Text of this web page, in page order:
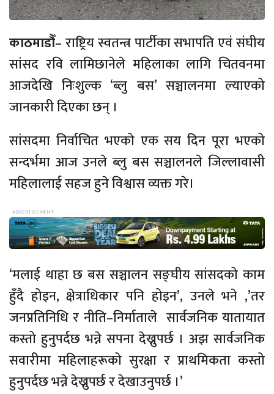
काठमाडौँ– राष्ट्रिय स्वतन्त्र पार्टीका सभापति एवं संघीय
सांसद रवि लामिछानेले महिलाका लागि चितवनमा
आजदेखि निःशुल्क ‘ब्लु बस’सञ्चालनमा ल्याएको
जानकारी दिएका छन् ।
सांसदमा निर्वाचित भएको एक सय दिन पूरा भएको
सन्दर्भमा आज उनले ब्लु बस सञ्चालनले जिल्लावासी
महिलालाई सहज हुने विश्वास व्यक्त गरे।
‘मलाई थाहा छ बस सञ्चालन सङ्घीय सांसदको काम
हुँदै होइन, क्षेत्राधिकार पनि होइन’, उनले भने ,’तर
जनप्रतिनिधि र नीति–निर्मातालेसार्वजनिक यातायात
कस्तो हुनुपर्दछ भन्ने सपना देख्नुपर्छ । अझ सार्वजनिक
सवारीमा महिलाहरूको सुरक्षा र प्राथमिकता कस्तो
हुनुपर्दछ भन्ने देख्नुपर्छ र देखाउनुपर्छ ।’